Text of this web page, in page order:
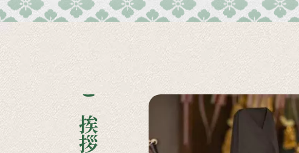
ご挨拶